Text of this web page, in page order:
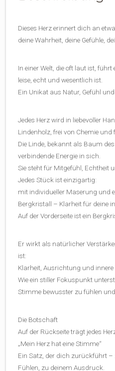
Dieses Herz erinnert dich an
deine Wahrheit, deine Gefühle,
In einer Welt, die oft laut ist,
leise, echt und wesentlich ist.
Ein Unikat aus Natur, Gefühl
Jedes Herz wird in liebevoller
Lindenholz, frei von Chemie
Die Linde, bekannt als Baum
verbindende Energie in sich.
Sie steht für Mitgefühl, Echtheit
Jedes Stück ist einzigartig:
mit individueller Maserung und
Bergkristall – Klarheit für deine
Auf der Vorderseite ist ein
Er wirkt als natürlicher
ist:
Klarheit, Ausrichtung und
Wie ein stiller Fokuspunkt
Stimme bewusster zu fühlen
Die Botschaft
Auf der Rückseite trägt jedes
„Mein Herz hat eine Stimme“
Ein Satz, der dich zurückführt –
Fühlen, zu deinem Ausdruck.